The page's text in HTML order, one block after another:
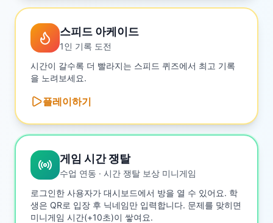
스피드 아케이드
1인 기록 도전
시간이 갈수록 더 빨라지는 스피드 퀴즈에서 최고 기록
을 노려보세요.
플레이하기
게임 시간 쟁탈
수업 연동 · 시간 쟁탈 보상 미니게임
로그인한 사용자가 대시보드에서 방을 열 수 있어요. 학
생은 QR로 입장 후 닉네임만 입력합니다. 문제를 맞히면
미니게임 시간(+10초)이 쌓여요.